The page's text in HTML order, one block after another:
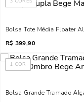
Bolsa Tote Média Floater
R$ 399,90
1 COR
Bolsa Grande Tramado